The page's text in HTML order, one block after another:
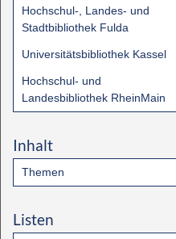
Hochschul-, Landes- und
Stadtbibliothek Fulda
Universitätsbibliothek Kassel
Hochschul- und
Landesbibliothek RheinMain
Inhalt
Themen
Listen